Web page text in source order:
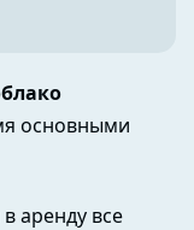
основными
аренду все